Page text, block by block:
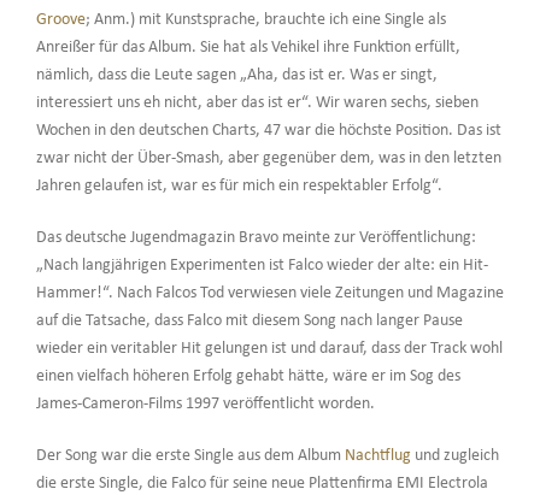
Groove; Anm.) mit Kunstsprache, brauchte ich eine Single als
Anreißer für das Album. Sie hat als Vehikel ihre Funktion erfüllt,
nämlich, dass die Leute sagen „Aha, das ist er. Was er singt,
interessiert uns eh nicht, aber das ist er“. Wir waren sechs, sieben
Wochen in den deutschen Charts, 47 war die höchste Position. Das ist
zwar nicht der Über-Smash, aber gegenüber dem, was in den letzten
Jahren gelaufen ist, war es für mich ein respektabler Erfolg“.
Das deutsche Jugendmagazin Bravo meinte zur Veröffentlichung:
„Nach langjährigen Experimenten ist Falco wieder der alte: ein Hit-
Hammer!“. Nach Falcos Tod verwiesen viele Zeitungen und Magazine
auf die Tatsache, dass Falco mit diesem Song nach langer Pause
wieder ein veritabler Hit gelungen ist und darauf, dass der Track wohl
einen vielfach höheren Erfolg gehabt hätte, wäre er im Sog des
James-Cameron-Films 1997 veröffentlicht worden.
Der Song war die erste Single aus dem Album Nachtflugund zugleich
die erste Single, die Falco für seine neue Plattenfirma EMI Electrola